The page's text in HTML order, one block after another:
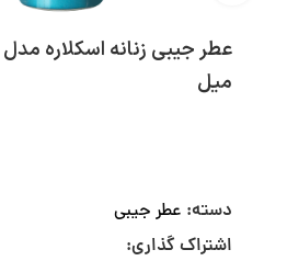
میل
دسته: عطر جیبی
اشتراک گذاری: